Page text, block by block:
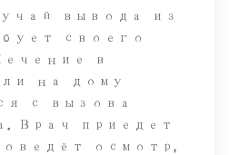
вывода из
своего
в
на дому
с вызова
Врач приедет
осмотр,